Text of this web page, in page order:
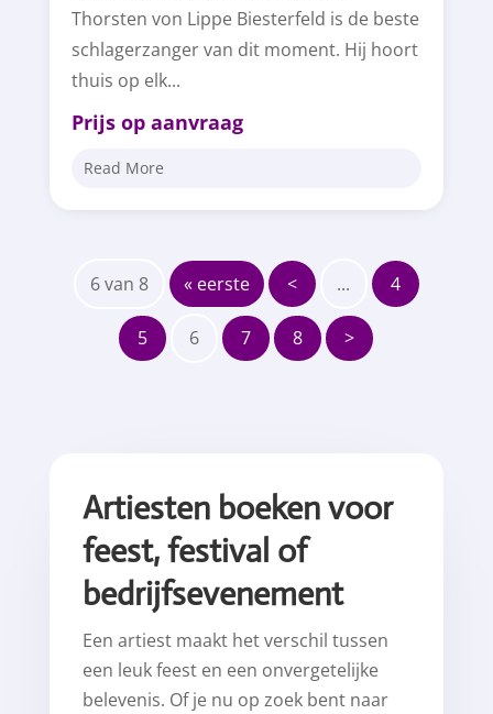
Thorsten von Lippe Biesterfeld is de beste
schlagerzanger van dit moment. Hij hoort
thuis op elk...
Prijs op aanvraag
Read More
6 van 8 « eerste < ... 4
5 6 7 8 >
Artiesten boeken voor
feest, festival of
bedrijfsevenement
Een artiest maakt het verschil tussen
een leuk feest en een onvergetelijke
belevenis. Of je nu op zoek bent naar